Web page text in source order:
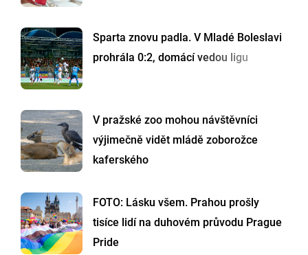
Sparta znovu padla. V Mladé Boleslavi
prohrála 0:2, domácí vedou ligu
V pražské zoo mohou návštěvníci
výjimečně vidět mládě zoborožce
kaferského
FOTO: Lásku všem. Prahou prošly
tisíce lidí na duhovém průvodu Prague
Pride